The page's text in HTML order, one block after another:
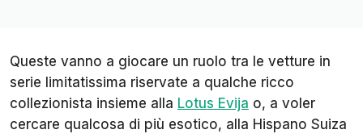
Queste vanno a giocare un ruolo tra le vetture in
serie limitatissima riservate a qualche ricco
collezionista insieme alla Lotus Evija o, a voler
cercare qualcosa di più esotico, alla Hispano Suiza